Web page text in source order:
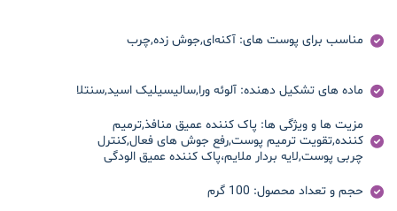
مناسب برای پوست های: آکنه‌ای,جوش زده,چرب
ماده های تشکیل دهنده: آلوئه ورا,سالیسیلیک اسید,سنتلا
مزیت ها و ویژگی ها: پاک کننده عمیق منافذ,ترمیم
کننده,تقویت ترمیم پوست,رفع جوش های فعال,کنترل
چربی پوست,لایه بردار ملایم،پاک کننده عمیق الودگی
حجم و تعداد محصول: